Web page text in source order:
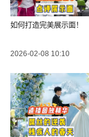
如何打造完美展示面！
2026-02-08 10:10